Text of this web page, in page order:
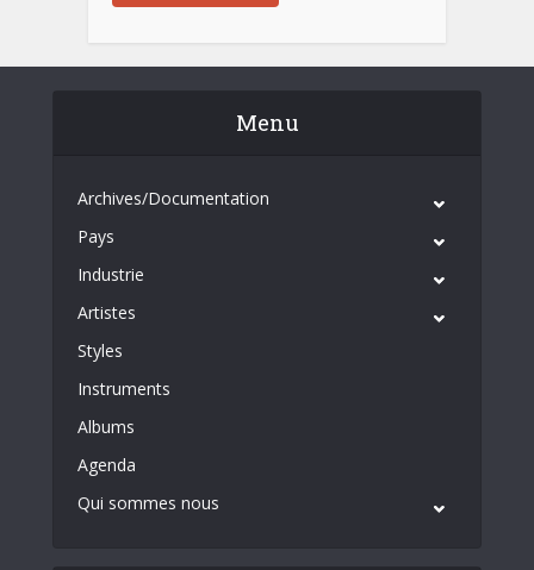
Menu
Archives/Documentation
Pays
Industrie
Artistes
Styles
Instruments
Albums
Agenda
Qui sommes nous